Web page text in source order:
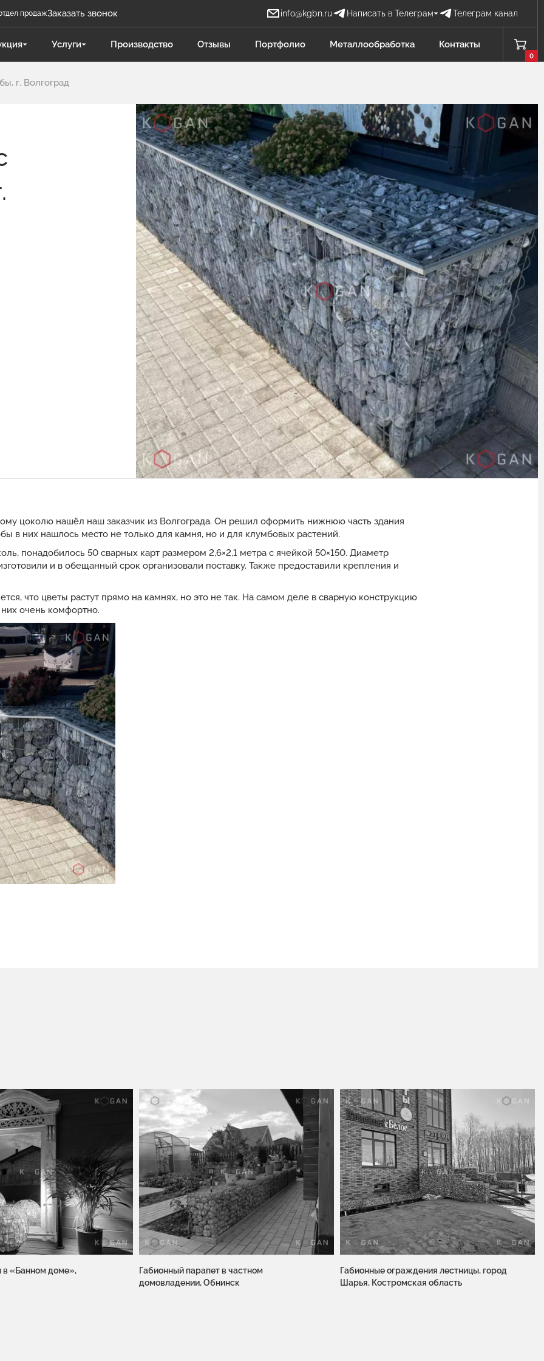
продажЗаказать звонок info@kgbn.ru Написать в Телеграм Телеграм канал
Задать вопрос БН Бова Наталья
Отдел продаж
ПС Поликарпова Светлана
Отдел продаж
СВ Садков Владимир
Отдел продаж Защита от БПЛА
ЧД Чукова Дарья
Отдел продаж Гидравлика
ЛЮ Личагина Юлия
Отдел продаж Металлообработка
Услуги Производство Отзывы Портфолио Металлообработка Контакты
0
г. Волгоград
цоколю нашёл наш заказчик из Волгограда. Он решил оформить нижнюю часть здания
в них нашлось место не только для камня, но и для клумбовых растений.
понадобилось 50 сварных карт размером 2,6×2,1 метра с ячейкой 50×150. Диаметр
и в обещанный срок организовали поставку. Также предоставили крепления и
что цветы растут прямо на камнях, но это не так. На самом деле в сварную конструкцию
очень комфортно.
«Банном доме»,
Габионный парапет в частном
домовладении, Обнинск
Габионные ограждения лестницы, город
Шарья, Костромская область